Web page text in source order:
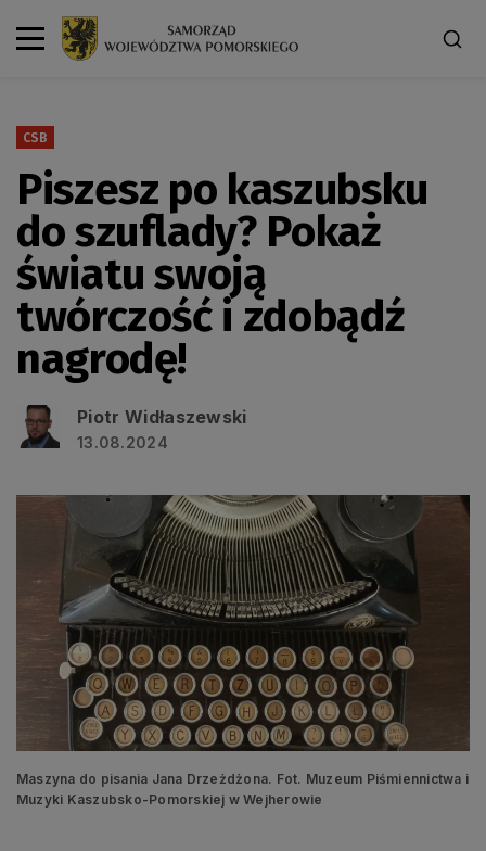
CSB
Piszesz po kaszubsku
do szuflady? Pokaż
światu swoją
twórczość i zdobądź
nagrodę!
Piotr Widłaszewski
13.08.2024
Maszyna do pisania Jana Drzeżdżona. Fot. Muzeum Piśmiennictwa i
Muzyki Kaszubsko-Pomorskiej w Wejherowie